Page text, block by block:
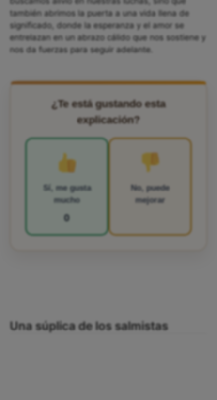
también abrimos la puerta a una vida llena de
significado, donde la esperanza y el amor se
entrelazan en un abrazo cálido que nos sostiene y
nos da fuerzas para seguir adelante.
¿Te está gustando esta
explicación?
Sí, me gusta
mucho
0
No, puede
mejorar
Una súplica de los salmistas